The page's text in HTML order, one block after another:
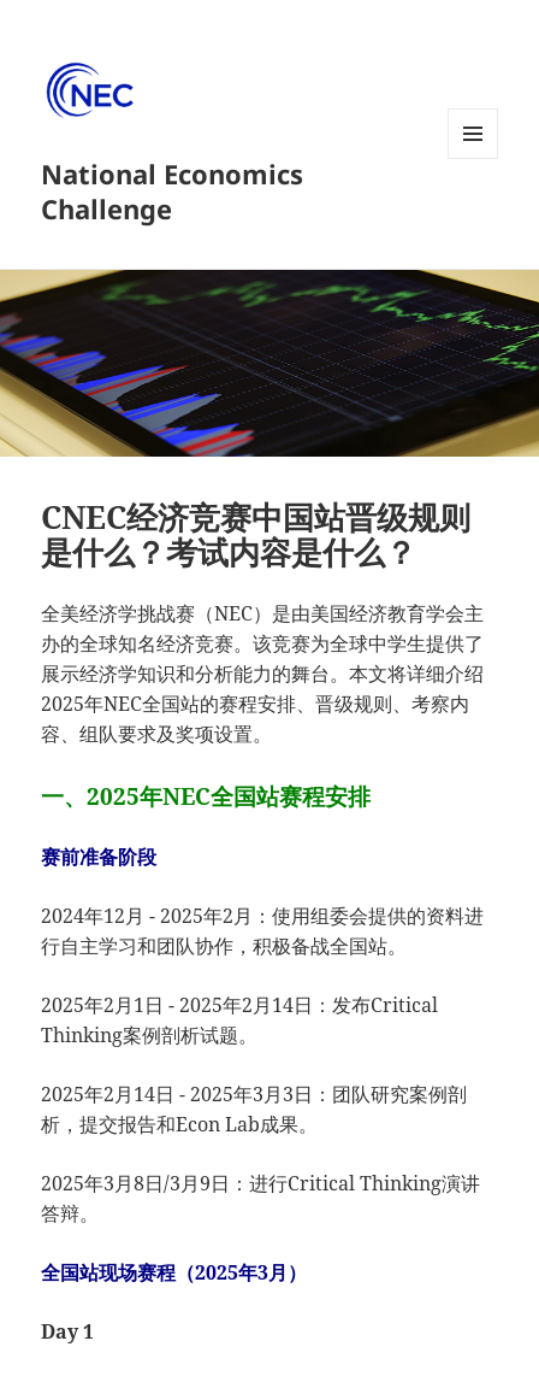
National Economics
Challenge
CNEC经济竞赛中国站晋级规则
是什么？考试内容是什么？
全美经济学挑战赛（NEC）是由美国经济教育学会主
办的全球知名经济竞赛。该竞赛为全球中学生提供了
展示经济学知识和分析能力的舞台。本文将详细介绍
2025年NEC全国站的赛程安排、晋级规则、考察内
容、组队要求及奖项设置。
一、2025年NEC全国站赛程安排
赛前准备阶段
2024年12月 - 2025年2月：使用组委会提供的资料进
行自主学习和团队协作，积极备战全国站。
2025年2月1日 - 2025年2月14日：发布Critical
Thinking案例剖析试题。
2025年2月14日 - 2025年3月3日：团队研究案例剖
析，提交报告和Econ Lab成果。
2025年3月8日/3月9日：进行Critical Thinking演讲
答辩。
全国站现场赛程（2025年3月）
Day 1